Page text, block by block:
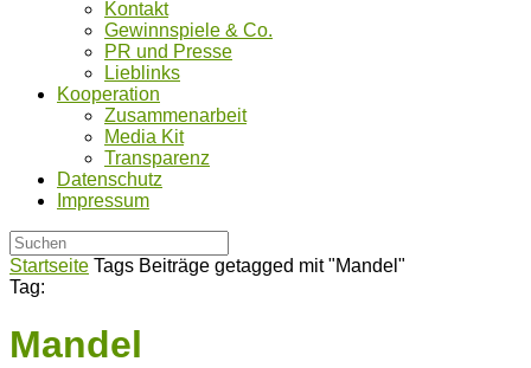
Kontakt
Gewinnspiele & Co.
PR und Presse
Lieblinks
Kooperation
Zusammenarbeit
Media Kit
Transparenz
Datenschutz
Impressum
Startseite Tags Beiträge getagged mit "Mandel"
Tag:
Mandel